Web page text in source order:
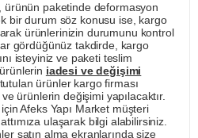
ürünün paketinde deformasyon
bir durum söz konusu ise, kargo
ürünlerinizin durumunu kontrol
gördüğünüz takdirde, kargo
isteyiniz ve paketi teslim
iadesi ve değişimi
ürünler kargo firması
ürünlerin değişimi yapılacaktır.
Afeks Yapı Market müşteri
ulaşarak bilgi alabilirsiniz.
satın alma ekranlarında size